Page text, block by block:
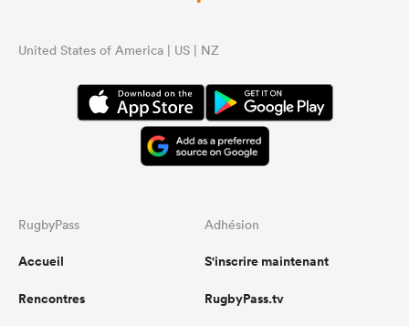
United States of America | US | NZ
RugbyPass
Accueil
Rencontres
Adhésion
S'inscrire maintenant
RugbyPass.tv